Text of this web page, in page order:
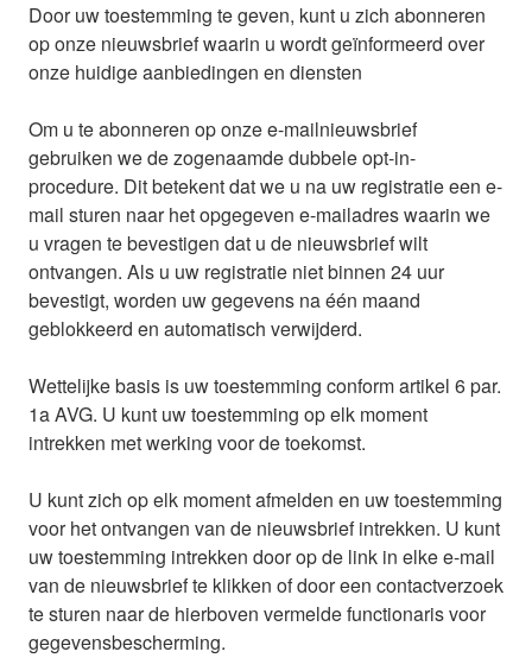
Door uw toestemming te geven, kunt u zich abonneren
op onze nieuwsbrief waarin u wordt geïnformeerd over
onze huidige aanbiedingen en diensten
Om u te abonneren op onze e-mailnieuwsbrief
gebruiken we de zogenaamde dubbele opt-in-
procedure. Dit betekent dat we u na uw registratie een e-
mail sturen naar het opgegeven e-mailadres waarin we
u vragen te bevestigen dat u de nieuwsbrief wilt
ontvangen. Als u uw registratie niet binnen 24 uur
bevestigt, worden uw gegevens na één maand
geblokkeerd en automatisch verwijderd.
Wettelijke basis is uw toestemming conform artikel 6 par.
1a AVG. U kunt uw toestemming op elk moment
intrekken met werking voor de toekomst.
U kunt zich op elk moment afmelden en uw toestemming
voor het ontvangen van de nieuwsbrief intrekken. U kunt
uw toestemming intrekken door op de link in elke e-mail
van de nieuwsbrief te klikken of door een contactverzoek
te sturen naar de hierboven vermelde functionaris voor
gegevensbescherming.